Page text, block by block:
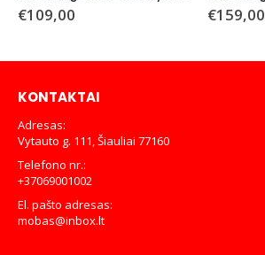
€109,00 €159,00
KONTAKTAI
Adresas:
Vytauto g. 111, Šiauliai 77160
Telefono nr.:
+37069001002
El. pašto adresas:
mobas@inbox.lt